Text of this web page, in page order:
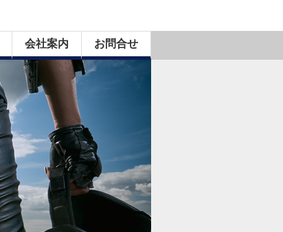
会社案内 お問合せ